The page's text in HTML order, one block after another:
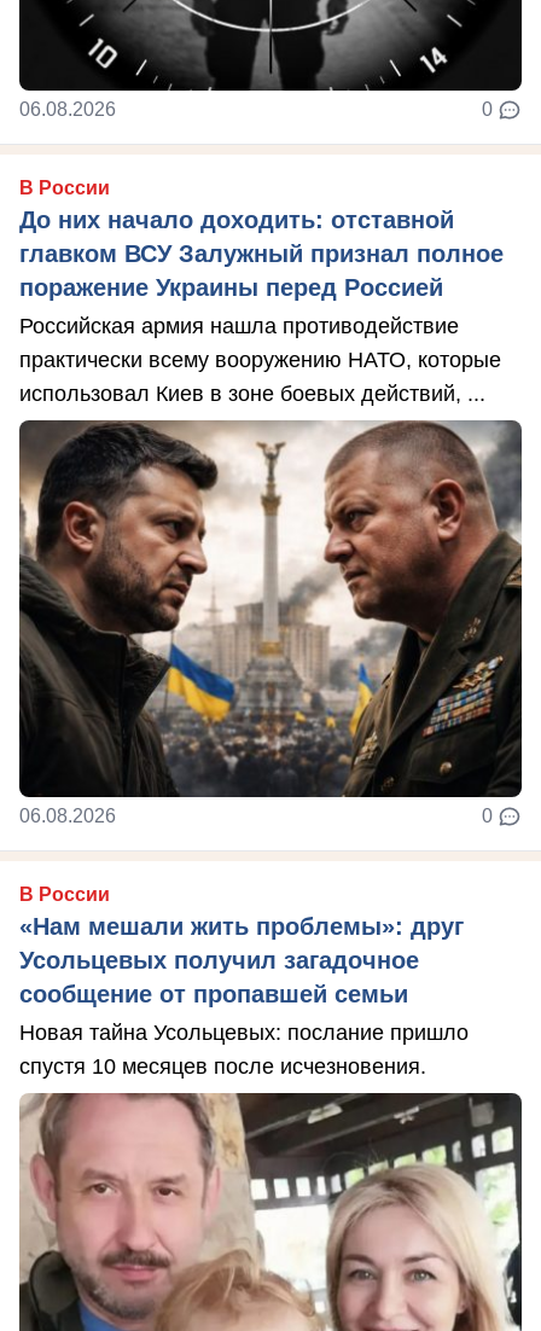
06.08.2026 0
В России
До них начало доходить: отставной
главком ВСУ Залужный признал полное
поражение Украины перед Россией
Российская армия нашла противодействие
практически всему вооружению НАТО, которые
использовал Киев в зоне боевых действий, ...
06.08.2026 0
В России
«Нам мешали жить проблемы»: друг
Усольцевых получил загадочное
сообщение от пропавшей семьи
Новая тайна Усольцевых: послание пришло
спустя 10 месяцев после исчезновения.